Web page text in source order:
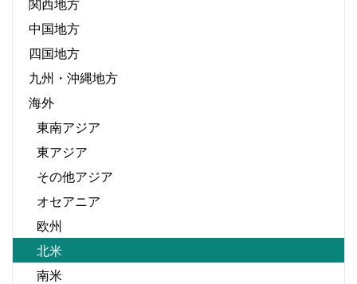
中国地方
四国地方
九州・沖縄地方
海外
東南アジア
東アジア
その他アジア
オセアニア
欧州
北米
南米